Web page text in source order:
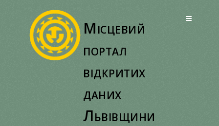
Місцевий
портал
відкритих
даних
Львівщини